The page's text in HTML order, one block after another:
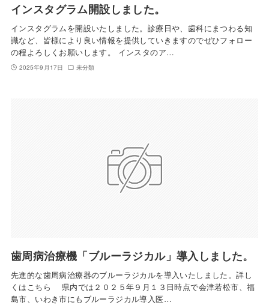
インスタグラム開設しました。
インスタグラムを開設いたしました。診療日や、歯科にまつわる知
識など、皆様により良い情報を提供していきますのでぜひフォロー
の程よろしくお願いします。 インスタのア…
2025年9月17日 未分類
歯周病治療機「ブルーラジカル」導入しました。
先進的な歯周病治療器のブルーラジカルを導入いたしました。詳し
くはこちら 県内では２０２５年９月１３日時点で会津若松市、福
島市、いわき市にもブルーラジカル導入医…